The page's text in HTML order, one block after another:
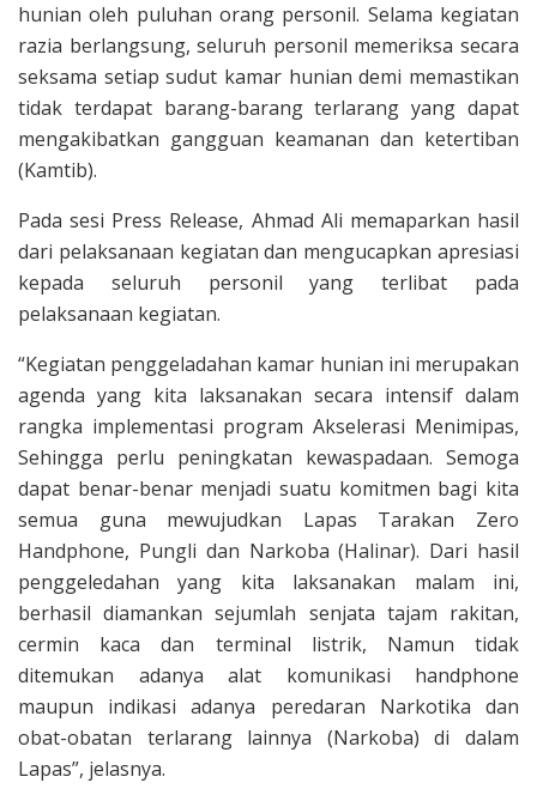
hunian oleh puluhan orang personil. Selama kegiatan
razia berlangsung, seluruh personil memeriksa secara
seksama setiap sudut kamar hunian demi memastikan
tidak terdapat barang-barang terlarang yang dapat
mengakibatkan gangguan keamanan dan ketertiban
(Kamtib).
Pada sesi Press Release, Ahmad Ali memaparkan hasil
dari pelaksanaan kegiatan dan mengucapkan apresiasi
kepada seluruh personil yang terlibat pada
pelaksanaan kegiatan.
“Kegiatan penggeladahan kamar hunian ini merupakan
agenda yang kita laksanakan secara intensif dalam
rangka implementasi program Akselerasi Menimipas,
Sehingga perlu peningkatan kewaspadaan. Semoga
dapat benar-benar menjadi suatu komitmen bagi kita
semua guna mewujudkan Lapas Tarakan Zero
Handphone, Pungli dan Narkoba (Halinar). Dari hasil
penggeledahan yang kita laksanakan malam ini,
berhasil diamankan sejumlah senjata tajam rakitan,
cermin kaca dan terminal listrik, Namun tidak
ditemukan adanya alat komunikasi handphone
maupun indikasi adanya peredaran Narkotika dan
obat-obatan terlarang lainnya (Narkoba) di dalam
Lapas”, jelasnya.